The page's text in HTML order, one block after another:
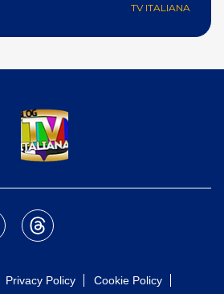
TV ITALIANA
Privacy Policy
Cookie Policy